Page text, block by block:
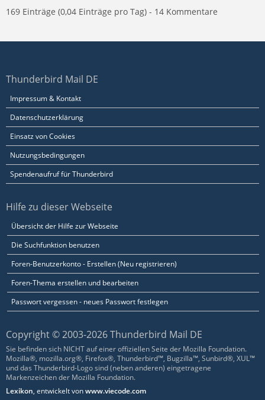
169 Einträge (0,04 Einträge pro Tag) - 14 Kommentare
Thunderbird Mail DE
Impressum & Kontakt
Datenschutzerklärung
Einsatz von Cookies
Nutzungsbedingungen
Spendenaufruf für Thunderbird
Hilfe zu dieser Webseite
Übersicht der Hilfe zur Webseite
Die Suchfunktion benutzen
Foren-Benutzerkonto - Erstellen (Neu registrieren)
Foren-Thema erstellen und bearbeiten
Passwort vergessen - neues Passwort festlegen
Copyright © 2003-2026 Thunderbird Mail DE
Sie befinden sich NICHT auf einer offiziellen Seite der Mozilla Foundation.
Mozilla®, mozilla.org®, Firefox®, Thunderbird™, Bugzilla™, Sunbird®, XUL™
und das Thunderbird-Logo sind (neben anderen) eingetragene
Markenzeichen der Mozilla Foundation.
Lexikon, entwickelt vonwww.viecode.com